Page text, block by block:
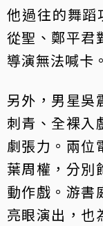
他過往的舞蹈
從聖、鄭平君
導演無法喊卡。
另外，男星吳
刺青、全裸入
劇張力。兩位
葉周權，分別
動作戲。游書
亮眼演出，也